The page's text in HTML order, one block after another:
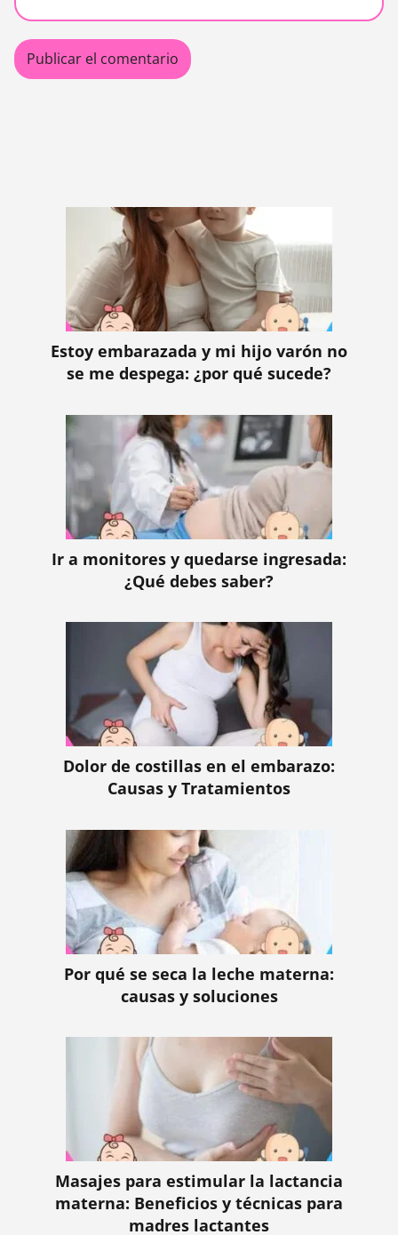
Estoy embarazada y mi hijo varón no
se me despega: ¿por qué sucede?
Ir a monitores y quedarse ingresada:
¿Qué debes saber?
Dolor de costillas en el embarazo:
Causas y Tratamientos
Por qué se seca la leche materna:
causas y soluciones
Masajes para estimular la lactancia
materna: Beneficios y técnicas para
madres lactantes